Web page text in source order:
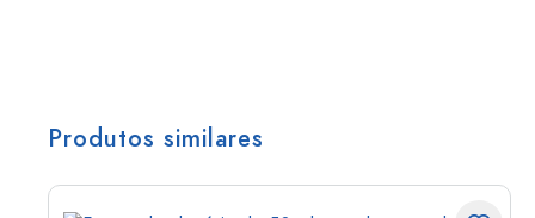
Produtos similares